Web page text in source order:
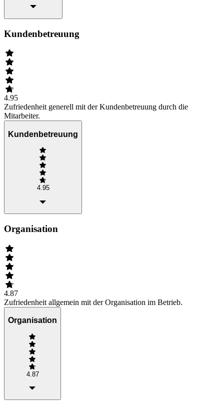
Kundenbetreuung
4.95
Zufriedenheit generell mit der Kundenbetreuung durch die
Mitarbeiter.
Kundenbetreuung
4.95
Organisation
4.87
Zufriedenheit allgemein mit der Organisation im Betrieb.
Organisation
4.87